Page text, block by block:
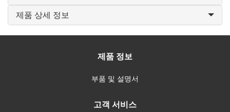
제품 상세 정보
제품 정보
부품 및 설명서
고객 서비스